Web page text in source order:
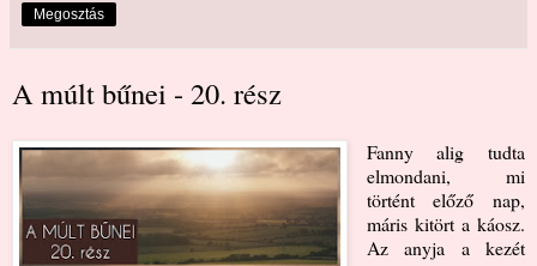
Megosztás
A múlt bűnei - 20. rész
Fanny alig tudta
elmondani, mi
történt előző nap,
máris kitört a káosz.
Az anyja a kezét